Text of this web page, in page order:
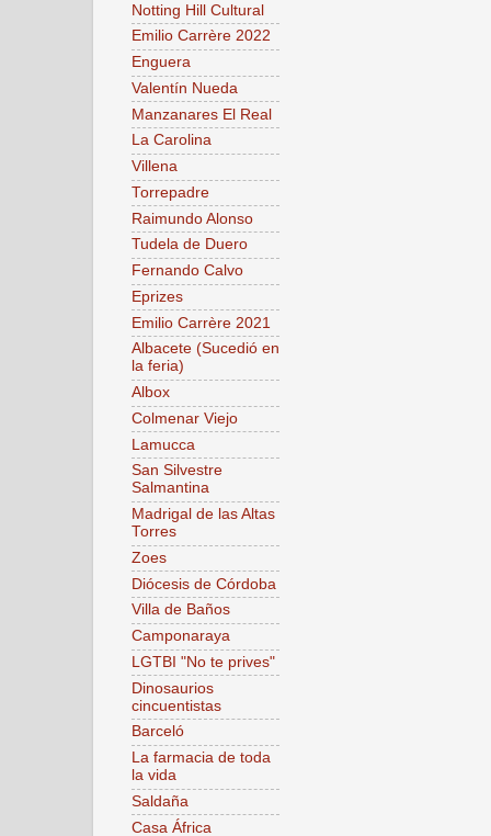
Notting Hill Cultural
Emilio Carrère 2022
Enguera
Valentín Nueda
Manzanares El Real
La Carolina
Villena
Torrepadre
Raimundo Alonso
Tudela de Duero
Fernando Calvo
Eprizes
Emilio Carrère 2021
Albacete (Sucedió en
la feria)
Albox
Colmenar Viejo
Lamucca
San Silvestre
Salmantina
Madrigal de las Altas
Torres
Zoes
Diócesis de Córdoba
Villa de Baños
Camponaraya
LGTBI "No te prives"
Dinosaurios
cincuentistas
Barceló
La farmacia de toda
la vida
Saldaña
Casa África